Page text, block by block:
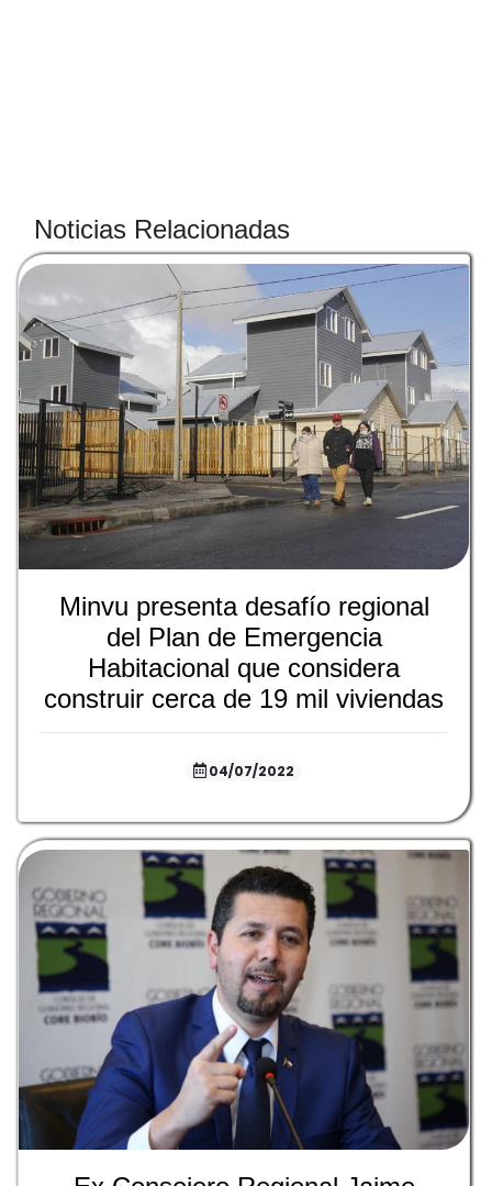
Noticias Relacionadas
Minvu presenta desafío regional
del Plan de Emergencia
Habitacional que considera
construir cerca de 19 mil viviendas
04/07/2022